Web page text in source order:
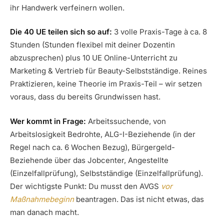
ihr Handwerk verfeinern wollen.
Die 40 UE teilen sich so auf: 3 volle Praxis-Tage à ca. 8
Stunden (Stunden flexibel mit deiner Dozentin
abzusprechen) plus 10 UE Online-Unterricht zu
Marketing & Vertrieb für Beauty-Selbstständige. Reines
Praktizieren, keine Theorie im Praxis-Teil – wir setzen
voraus, dass du bereits Grundwissen hast.
Wer kommt in Frage: Arbeitssuchende, von
Arbeitslosigkeit Bedrohte, ALG-I-Beziehende (in der
Regel nach ca. 6 Wochen Bezug), Bürgergeld-
Beziehende über das Jobcenter, Angestellte
(Einzelfallprüfung), Selbstständige (Einzelfallprüfung).
Der wichtigste Punkt: Du musst den AVGS vor
Maßnahmebeginnbeantragen. Das ist nicht etwas, das
man danach macht.